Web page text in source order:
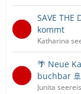
SAVE THE
kommt
Katharina
🌴 Neue
buchbar 🚢
Junita